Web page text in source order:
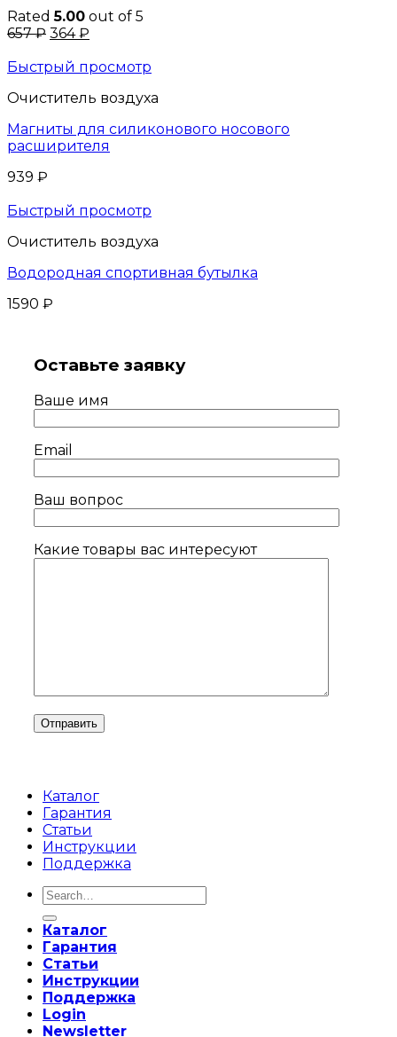
Rated5.00 out of 5
657₽ 364₽
Быстрый просмотр
Очиститель воздуха
Магниты для силиконового носового
расширителя
939 ₽
Быстрый просмотр
Очиститель воздуха
Водородная спортивная бутылка
1590 ₽
Оставьте заявку
Ваше имя
Email
Ваш вопрос
Какие товары вас интересуют
Каталог
Гарантия
Статьи
Инструкции
Поддержка
Search
for:
Каталог
Гарантия
Статьи
Инструкции
Поддержка
Login
Newsletter